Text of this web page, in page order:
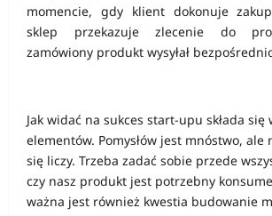
momencie, gdy klient dokonuje
sklep przekazuje zlecenie do
zamówiony produkt wysyłał
Jak widać na sukces start-upu składa się
elementów. Pomysłów jest mnóstwo, ale
się liczy. Trzeba zadać sobie przede
czy nasz produkt jest potrzebny
ważna jest również kwestia budowanie